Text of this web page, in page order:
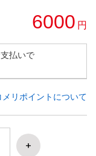
6000 円
払いで
メリポイントについて